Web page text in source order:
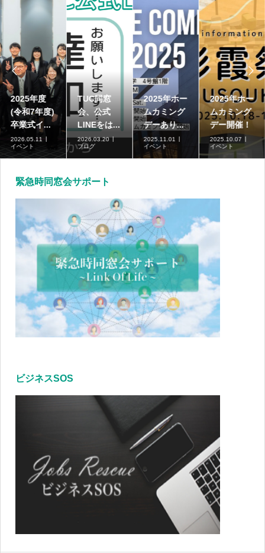

2025年度
(令和7年度)
卒業式イ...
2026.05.11
イベント
TUC同窓
会、公式
LINEをは...
2026.03.20
ブログ
2025年ホー
ムカミング
デーあり...
2025.11.01
イベント
2025年ホー
ムカミング
デー開催！
2025.10.07
イベント

緊急時同窓会サポート
ビジネスSOS